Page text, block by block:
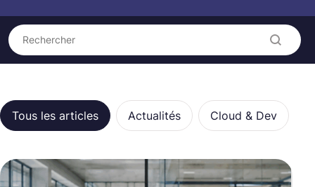
Recherche
Rechercher
Catégories
Tous les articles Actualités Cloud & Dev